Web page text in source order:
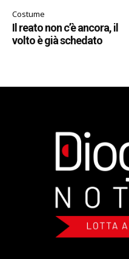
Costume
Il reato non c’è ancora, il
volto è già schedato